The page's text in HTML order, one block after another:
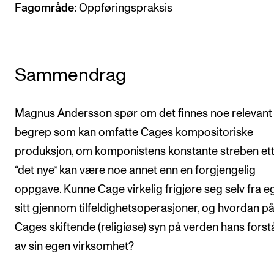
Finn ansatte
For ansatte og studenter
Fagområde: Oppføringspraksis
Sammendrag
Magnus Andersson spør om det finnes noe
begrep som kan omfatte Cages kompositoriske
produksjon, om komponistens konstante streben
“det nye” kan være noe annet enn en forgjengelig
oppgave. Kunne Cage virkelig frigjøre seg selv fra
sitt gjennom tilfeldighetsoperasjoner, og hvordan
Cages skiftende (religiøse) syn på verden hans
av sin egen virksomhet?